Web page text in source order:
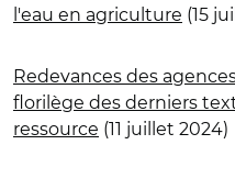
l'eau en agriculture (15
Redevances des
florilège des derniers
ressource (11 juillet 2024)